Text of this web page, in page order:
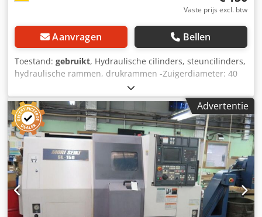
Vaste prijs excl. btw
Aanvragen Bellen
Toestand: gebruikt, Hydraulische cilinders, steuncilinders,
hydraulische rammen, drukrammen -Zuigerdiameter: 40
mm -Zuigerstang: Ø 20 mm -Slag: 150 mm -universeel
toepasbaar: Dodpfod Erv Tjx Aagowa -Aantal: 1x
beschikbaar -Prijs: per stuk -Maten: Ø 50/H445 mm -
gewicht: 6 kg
Advertentie